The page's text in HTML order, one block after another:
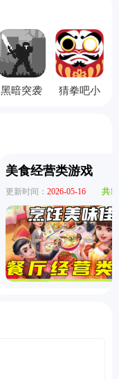
黑暗突袭
猜拳吧小
美食经营类游戏
更新时间： 2026-05-16 共